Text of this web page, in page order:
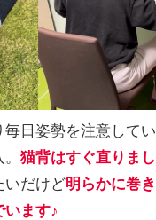
日姿勢を注意してい
猫背はすぐ直りまし
いだけど明らかに巻
います♪